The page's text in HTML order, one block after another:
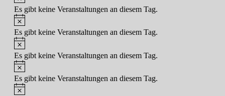
Es gibt keine Veranstaltungen an diesem Tag.
Hinweis
Es gibt keine Veranstaltungen an diesem Tag.
Hinweis
Es gibt keine Veranstaltungen an diesem Tag.
Hinweis
Es gibt keine Veranstaltungen an diesem Tag.
Hinweis